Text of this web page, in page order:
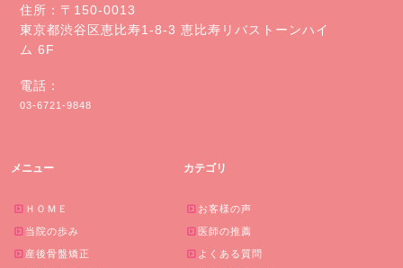
住所：〒150-0013
東京都渋谷区恵比寿1-8-3 恵比寿リバストーンハイ
ム 6F
電話：
03-6721-9848
メニュー
ＨＯＭＥ
当院の歩み
産後骨盤矯正
カテゴリ
お客様の声
医師の推薦
よくある質問